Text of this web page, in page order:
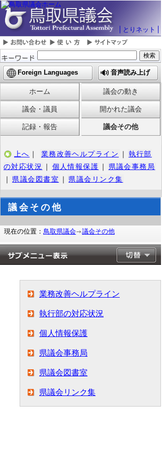
とりネット
Foreign Languages 音声読み上げ
ホーム 議会の動き
議会・議員 開かれた議会
記録・報告 議会その他
上へ ｜ 業務改善ヘルプライン ｜
執行部
の対応状況
｜ 個人情報保護 ｜
県議会事務局
｜
県議会図書室 ｜ 県議会リンク集
議会その他
現在の位置： 鳥取県議会 議会その他
業務改善ヘルプライン
執行部の対応状況
個人情報保護
県議会事務局
県議会図書室
県議会リンク集